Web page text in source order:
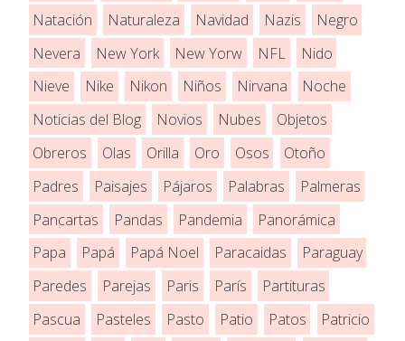
Natación
Naturaleza Navidad Nazis
Negro
Nevera
New York New Yorw NFL
Nido
Nieve
Nike Nikon Niños Nirvana
Noche
Noticias del Blog
Novios Nubes
Objetos
Obreros
Olas Orilla Oro Osos
Otoño
Padres
Paisajes Pájaros Palabras
Palmeras
Pancartas
Pandas Pandemia
Panorámica
Papa
Papá Papá Noel Paracaidas
Paraguay
Paredes
Parejas Paris París
Partituras
Pascua
Pasteles Pasto Patio Patos
Patricio